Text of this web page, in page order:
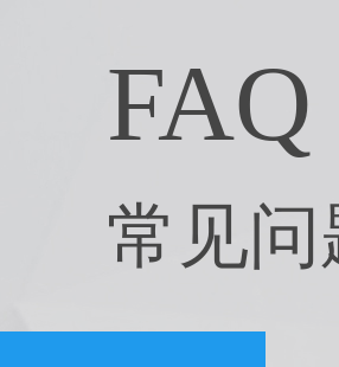
FAQ
常见问